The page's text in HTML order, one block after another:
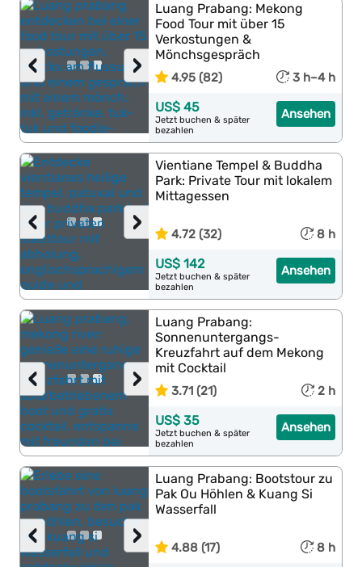
›
‹
Luang Prabang: Mekong
Food Tour mit über 15
Verkostungen &
Mönchsgespräch
4.95 (82) 3 h–4 h
Ansehen
US$ 45
Jetzt buchen & später
bezahlen
›
‹
Vientiane Tempel & Buddha
Park: Private Tour mit lokalem
Mittagessen
4.72 (32) 8 h
Ansehen
US$ 142
Jetzt buchen & später
bezahlen
›
‹
Luang Prabang:
Sonnenuntergangs-
Kreuzfahrt auf dem Mekong
mit Cocktail
3.71 (21) 2 h
Ansehen
US$ 35
Jetzt buchen & später
bezahlen
›
‹
Luang Prabang: Bootstour zu
Pak Ou Höhlen & Kuang Si
Wasserfall
4.88 (17) 8 h